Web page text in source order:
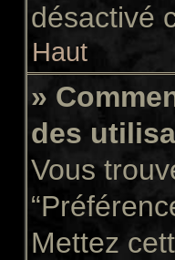
désactivé
Haut
»
des
Vous
Mettez